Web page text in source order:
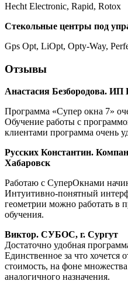
Hecht Electronic, Rapid, Rotox
Cтекольные центры под
Gps Opt, LiOpt, Opty-Way,
Отзывы
Анастасия Безбородова. ИП
Программа «Супер окна 7»
Обучение работы с
клиентами программа очень
Русских Константин.
Хабаровск
Работаю с СуперОкнами
Интуитивно-понятный
геометрии можно работать в
обучения.
Виктор. СУБОС, г. Сургут
Достаточно удобная
Единственное за что хочется
стоимость, на фоне
аналогичного назначения.